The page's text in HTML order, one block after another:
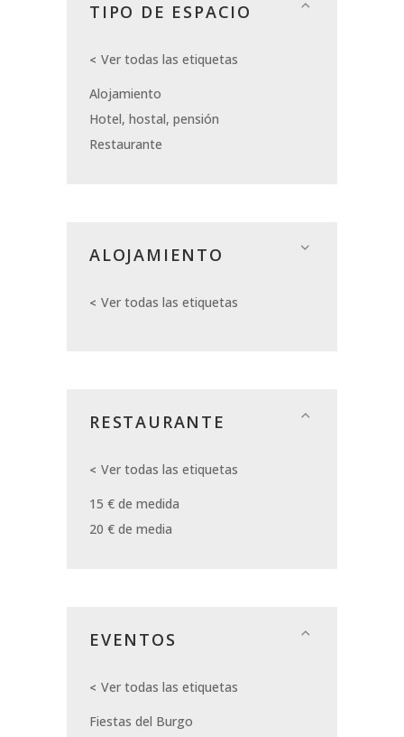
TIPO DE ESPACIO
Ver todas las etiquetas
Alojamiento
Hotel, hostal, pensión
Restaurante
ALOJAMIENTO
Ver todas las etiquetas
RESTAURANTE
Ver todas las etiquetas
15 € de medida
20 € de media
EVENTOS
Ver todas las etiquetas
Fiestas del Burgo